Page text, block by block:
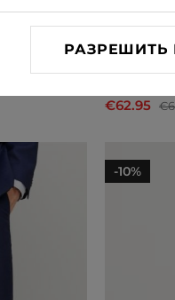
€62.95
-10%
РАЗРЕШИТЬ